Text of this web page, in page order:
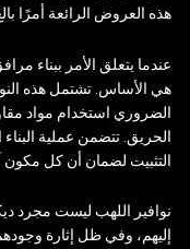
هذه العروض الرائعة أمرًا بالغ
عندما يتعلق الأمر ببناء
هي الأساس. تشتمل هذه
الضروري استخدام مواد
الحريق. تتضمن عملية
التثبيت لضمان أن كل مكون
نوافير اللهب ليست مجرد
إليهم، وفي ظل إثارة